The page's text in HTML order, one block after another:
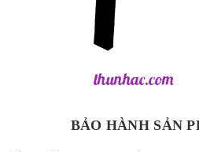
BẢO HÀNH SẢN